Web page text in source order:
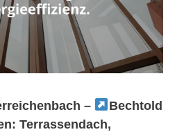
–
Bechtold
Terrassendach,